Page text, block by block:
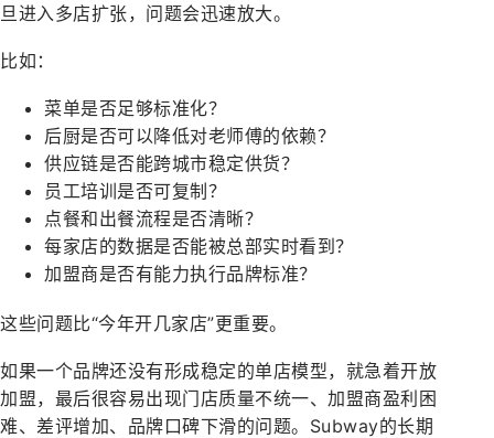
旦进入多店扩张，问题会迅速放大。
比如：
菜单是否足够标准化？
后厨是否可以降低对老师傅的依赖？
供应链是否能跨城市稳定供货？
员工培训是否可复制？
点餐和出餐流程是否清晰？
每家店的数据是否能被总部实时看到？
加盟商是否有能力执行品牌标准？
这些问题比“今年开几家店”更重要。
如果一个品牌还没有形成稳定的单店模型，就急着开放
加盟，最后很容易出现门店质量不统一、加盟商盈利困
难、差评增加、品牌口碑下滑的问题。Subway的长期